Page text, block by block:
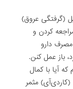
(گرفتگی عروق)
کردن و
دارو
باز عمل کنن.
آیا با کمال
(کاردی‌آی) مثمر